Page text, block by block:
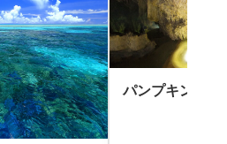
パンプキン鍾乳